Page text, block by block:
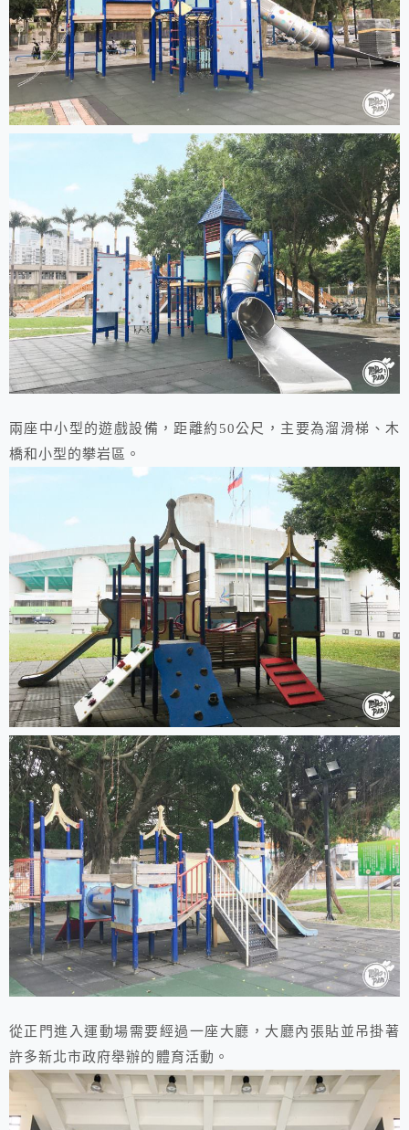
兩座中小型的遊戲設備，距離約50公尺，主要為溜滑梯、木
橋和小型的攀岩區。
從正門進入運動場需要經過一座大廳，大廳內張貼並吊掛著
許多新北市政府舉辦的體育活動。